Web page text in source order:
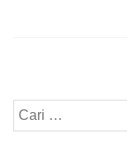
Cari
untuk: